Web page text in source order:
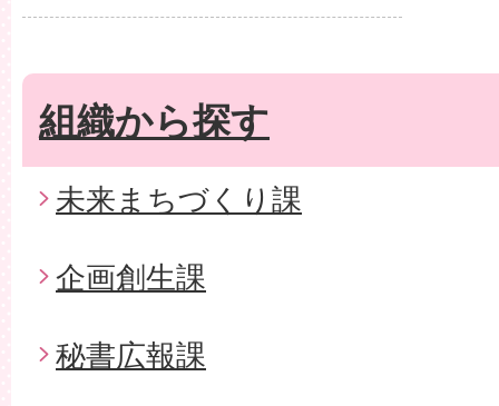
組織から探す
未来まちづくり課
企画創生課
秘書広報課